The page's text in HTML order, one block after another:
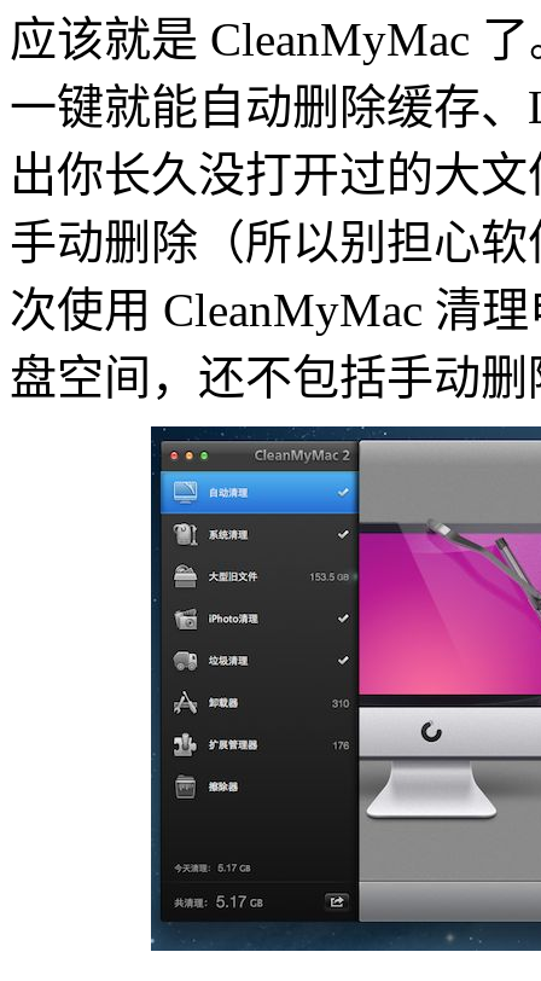
应该就是 CleanMyMac
一键就能自动删除缓存
出你长久没打开过的大
手动删除（所以别担心
次使用 CleanMyMac 清
盘空间，还不包括手动